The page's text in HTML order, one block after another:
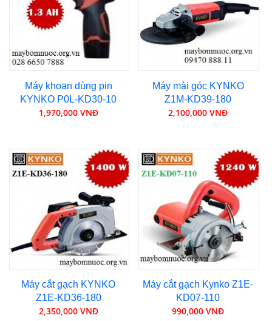
Máy khoan dùng pin
KYNKO P0L-KD30-10
1,970,000 VNĐ
Máy mài góc KYNKO
Z1M-KD39-180
2,100,000 VNĐ
Máy cắt gạch KYNKO
Z1E-KD36-180
2,350,000 VNĐ
Máy cắt gạch Kynko Z1E-
KD07-110
990,000 VNĐ